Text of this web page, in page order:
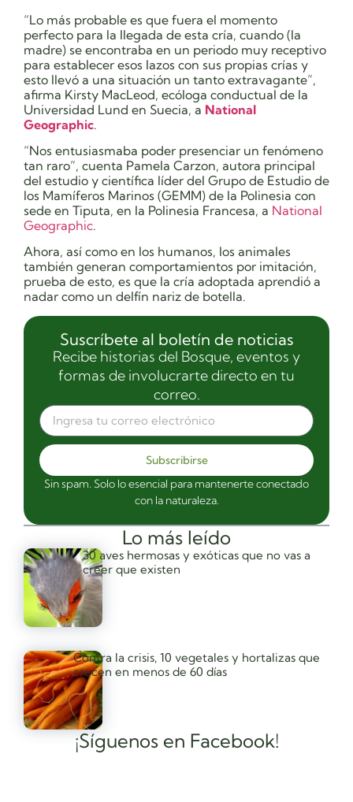
“Lo más probable es que fuera el momento
perfecto para la llegada de esta cría, cuando (la
madre) se encontraba en un periodo muy receptivo
para establecer esos lazos con sus propias crías y
esto llevó a una situación un tanto extravagante”,
afirma Kirsty MacLeod, ecóloga conductual de la
Universidad Lund en Suecia, a National
Geographic.
“Nos entusiasmaba poder presenciar un fenómeno
tan raro”, cuenta Pamela Carzon, autora principal
del estudio y científica líder del Grupo de Estudio de
los Mamíferos Marinos (GEMM) de la Polinesia con
sede en Tiputa, en la Polinesia Francesa, a National
Geographic.
Ahora, así como en los humanos, los animales
también generan comportamientos por imitación,
prueba de esto, es que la cría adoptada aprendió a
nadar como un delfín nariz de botella.
¡Síguenos en Facebook!
Lo más leído
30 aves hermosas y exóticas que no vas a
creer que existen
Contra la crisis, 10 vegetales y hortalizas que
crecen en menos de 60 días
Suscríbete al boletín de noticias
Recibe historias del Bosque, eventos y
formas de involucrarte directo en tu
correo.
Subscribirse
Sin spam. Solo lo esencial para mantenerte conectado
con la naturaleza.